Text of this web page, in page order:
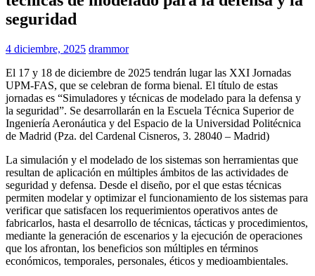
seguridad
4 diciembre, 2025 drammor
El 17 y 18 de diciembre de 2025 tendrán lugar las XXI Jornadas
UPM-FAS, que se celebran de forma bienal. El título de estas
jornadas es “Simuladores y técnicas de modelado para la defensa y
la seguridad”. Se desarrollarán en la Escuela Técnica Superior de
Ingeniería Aeronáutica y del Espacio de la Universidad Politécnica
de Madrid (Pza. del Cardenal Cisneros, 3. 28040 – Madrid)
La simulación y el modelado de los sistemas son herramientas que
resultan de aplicación en múltiples ámbitos de las actividades de
seguridad y defensa. Desde el diseño, por el que estas técnicas
permiten modelar y optimizar el funcionamiento de los sistemas para
verificar que satisfacen los requerimientos operativos antes de
fabricarlos, hasta el desarrollo de técnicas, tácticas y procedimientos,
mediante la generación de escenarios y la ejecución de operaciones
que los afrontan, los beneficios son múltiples en términos
económicos, temporales, personales, éticos y medioambientales.